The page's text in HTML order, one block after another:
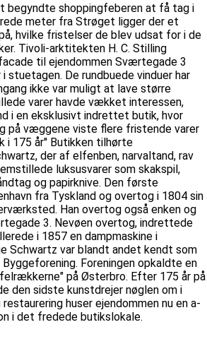
begyndte shoppingfeberen at få tag i
meter fra Strøget ligger der et
hvilke fristelser de blev udsat for i de
Tivoli-arktitekten H. C. Stilling
til ejendommen Sværtegade 3
stuetagen. De rundbuede vinduer har
ikke var muligt at lave større
varer havde vækket interessen,
i en eksklusivt indrettet butik, hvor
på væggene viste flere fristende varer
i 175 år'' Butikken tilhørte
der af elfenben, narvaltand, rav
luksusvarer som skakspil,
og papirknive. Den første
fra Tyskland og overtog i 1804 sin
Han overtog også enken og
3. Nevøen overtog, indrettede
i 1857 en dampmaskine i
Schwartz var blandt andet kendt som
Foreningen opkaldte en
på Østerbro. Efter 175 år på
den sidste kunstdrejer nøglen om i
huser ejendommen nu en a-
i det fredede butikslokale.